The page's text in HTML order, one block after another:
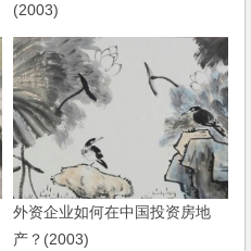
(2003)
外资企业如何在中国投资房地
产？(2003)